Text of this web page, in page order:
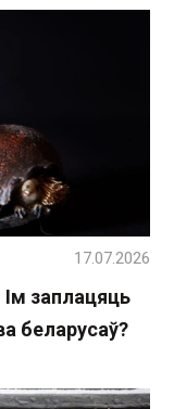
Ім заплацяць
беларусаў?
17.07.2026